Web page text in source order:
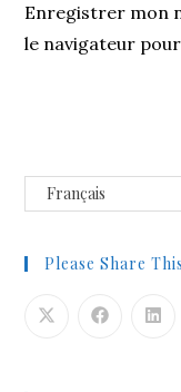
Enregistrer mon
le navigateur
Please Share This